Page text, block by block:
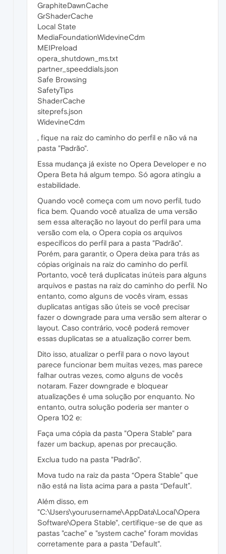
GraphiteDawnCache
GrShaderCache
Local State
MediaFoundationWidevineCdm
MEIPreload
opera_shutdown_ms.txt
partner_speeddials.json
Safe Browsing
SafetyTips
ShaderCache
siteprefs.json
WidevineCdm
, fique na raiz do caminho do perfil e não vá na
pasta "Padrão".
Essa mudança já existe no Opera Developer e no
Opera Beta há algum tempo. Só agora atingiu a
estabilidade.
Quando você começa com um novo perfil, tudo
fica bem. Quando você atualiza de uma versão
sem essa alteração no layout do perfil para uma
versão com ela, o Opera copia os arquivos
específicos do perfil para a pasta "Padrão".
Porém, para garantir, o Opera deixa para trás as
cópias originais na raiz do caminho do perfil.
Portanto, você terá duplicatas inúteis para alguns
arquivos e pastas na raiz do caminho do perfil. No
entanto, como alguns de vocês viram, essas
duplicatas antigas são úteis se você precisar
fazer o downgrade para uma versão sem alterar o
layout. Caso contrário, você poderá remover
essas duplicatas se a atualização correr bem.
Dito isso, atualizar o perfil para o novo layout
parece funcionar bem muitas vezes, mas parece
falhar outras vezes, como alguns de vocês
notaram. Fazer downgrade e bloquear
atualizações é uma solução por enquanto. No
entanto, outra solução poderia ser manter o
Opera 102 e:
Faça uma cópia da pasta "Opera Stable" para
fazer um backup, apenas por precaução.
Exclua tudo na pasta "Padrão".
Mova tudo na raiz da pasta “Opera Stable” que
não está na lista acima para a pasta “Default”.
Além disso, em
"C:\Users\yourusername\AppData\Local\Opera
Software\Opera Stable", certifique-se de que as
pastas "cache" e "system cache" foram movidas
corretamente para a pasta "Default".